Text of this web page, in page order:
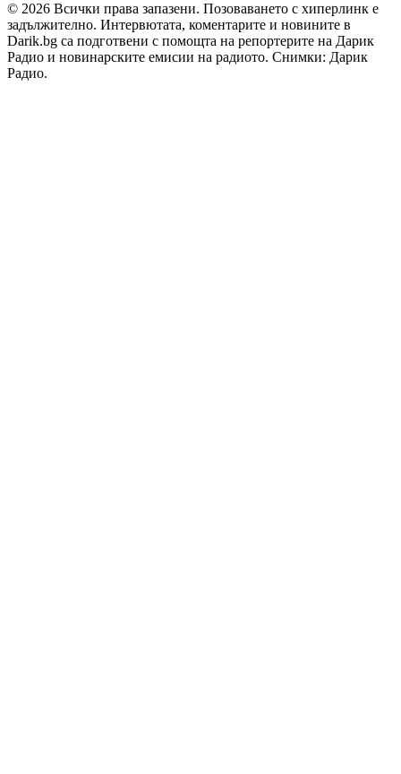
© 2026 Всички права запазени. Позоваването с хиперлинк е
задължително. Интервютата, коментарите и новините в
Darik.bg са подготвени с помощта на репортерите на Дарик
Радио и новинарските емисии на радиото. Снимки: Дарик
Радио.